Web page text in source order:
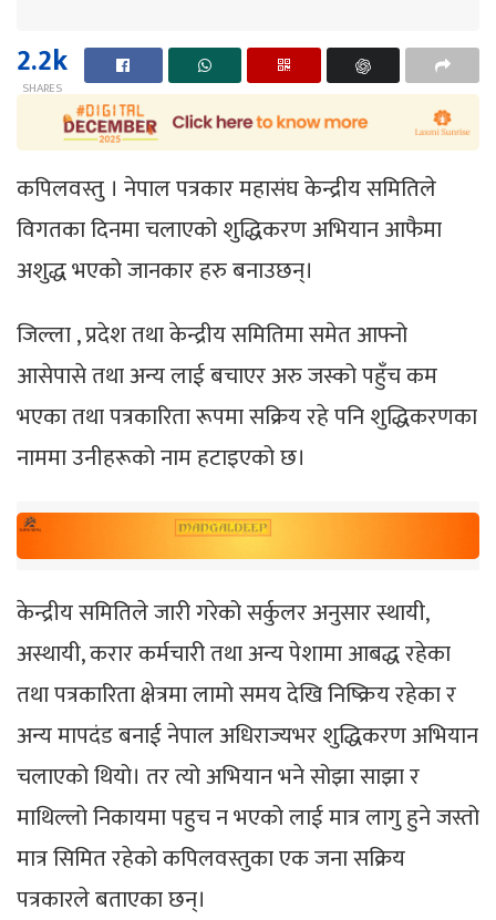
2.2k
SHARES
कपिलवस्तु । नेपाल पत्रकार महासंघ केन्द्रीय समितिले
विगतका दिनमा चलाएको शुद्धिकरण अभियान आफैमा
अशुद्ध भएको जानकार हरु बनाउछन्।
जिल्ला , प्रदेश तथा केन्द्रीय समितिमा समेत आफ्नो
आसेपासे तथा अन्य लाई बचाएर अरु जस्को पहुँच कम
भएका तथा पत्रकारिता रूपमा सक्रिय रहे पनि शुद्धिकरणका
नाममा उनीहरूको नाम हटाइएको छ।
केन्द्रीय समितिले जारी गरेको सर्कुलर अनुसार स्थायी,
अस्थायी, करार कर्मचारी तथा अन्य पेशामा आबद्ध रहेका
तथा पत्रकारिता क्षेत्रमा लामो समय देखि निष्क्रिय रहेका र
अन्य मापदंड बनाई नेपाल अधिराज्यभर शुद्धिकरण अभियान
चलाएको थियो। तर त्यो अभियान भने सोझा साझा र
माथिल्लो निकायमा पहुच न भएको लाई मात्र लागु हुने जस्तो
मात्र सिमित रहेको कपिलवस्तुका एक जना सक्रिय
पत्रकारले बताएका छन्।